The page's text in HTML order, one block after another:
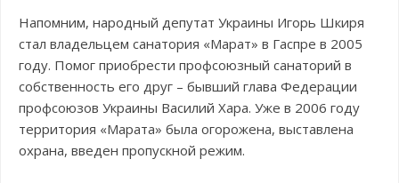
Напомним, народный депутат Украины Игорь Шкиря
стал владельцем санатория «Марат» в Гаспре в 2005
году. Помог приобрести профсоюзный санаторий в
собственность его друг – бывший глава Федерации
профсоюзов Украины Василий Хара. Уже в 2006 году
территория «Марата» была огорожена, выставлена
охрана, введен пропускной режим.